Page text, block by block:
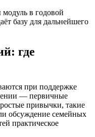
в годовой
базу для дальнейшего
где
при поддержке
— первичные
привычки, такие
обсуждение семейных
практическое